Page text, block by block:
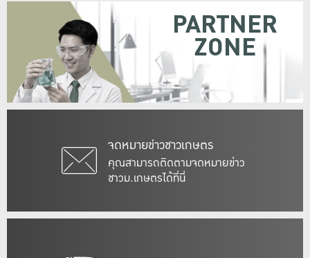
จดหมายข่าวชาวเกษตร
คุณสามารถติดตามจดหมายข่าว
ชาวม.เกษตรได้ที่นี่
PARTNER
ZONE